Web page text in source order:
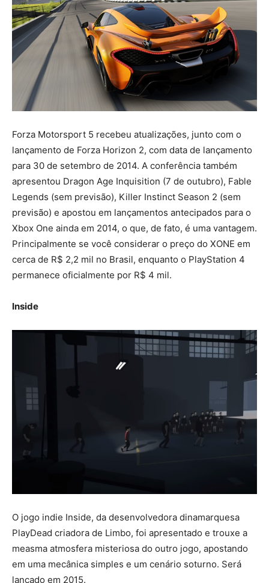
Forza Motorsport 5 recebeu atualizações, junto com o
lançamento de Forza Horizon 2, com data de lançamento
para 30 de setembro de 2014. A conferência também
apresentou Dragon Age Inquisition (7 de outubro), Fable
Legends (sem previsão), Killer Instinct Season 2 (sem
previsão) e apostou em lançamentos antecipados para o
Xbox One ainda em 2014, o que, de fato, é uma vantagem.
Principalmente se você considerar o preço do XONE em
cerca de R$ 2,2 mil no Brasil, enquanto o PlayStation 4
permanece oficialmente por R$ 4 mil.
Inside
O jogo indie Inside, da desenvolvedora dinamarquesa
PlayDead criadora de Limbo, foi apresentado e trouxe a
measma atmosfera misteriosa do outro jogo, apostando
em uma mecânica simples e um cenário soturno. Será
lançado em 2015.